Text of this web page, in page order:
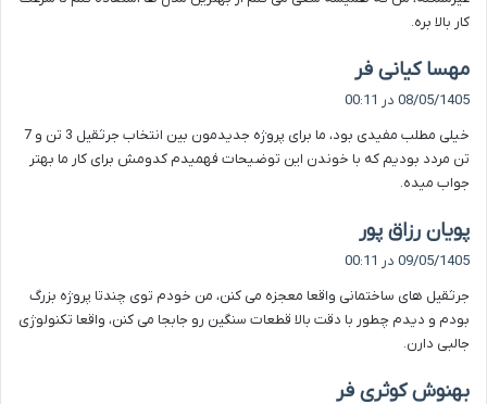
کار بالا بره.
مهسا کیانی فر
ف
:
08/05/1405 در 00:11
خیلی مطلب مفیدی بود، ما برای پروژه جدیدمون بین انتخاب جرثقیل 3 تن و 7
تن مردد بودیم که با خوندن این توضیحات فهمیدم کدومش برای کار ما بهتر
جواب میده.
پویان رزاق پور
ف
:
09/05/1405 در 00:11
جرثقیل های ساختمانی واقعا معجزه می کنن، من خودم توی چندتا پروژه بزرگ
بودم و دیدم چطور با دقت بالا قطعات سنگین رو جابجا می کنن، واقعا تکنولوژی
جالبی دارن.
بهنوش کوثری فر